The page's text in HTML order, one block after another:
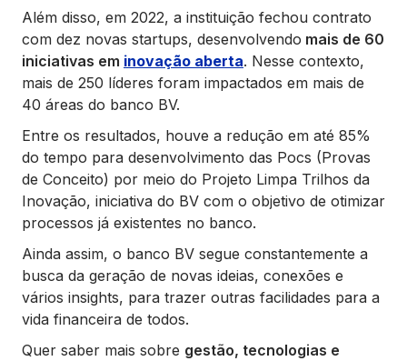
Além disso, em 2022, a instituição fechou contrato
com dez novas startups, desenvolvendo mais de 60
iniciativas em inovação aberta. Nesse contexto,
mais de 250 líderes foram impactados em mais de
40 áreas do banco BV.
Entre os resultados, houve a redução em até 85%
do tempo para desenvolvimento das Pocs (Provas
de Conceito) por meio do Projeto Limpa Trilhos da
Inovação, iniciativa do BV com o objetivo de otimizar
processos já existentes no banco.
Ainda assim, o banco BV segue constantemente a
busca da geração de novas ideias, conexões e
vários insights, para trazer outras facilidades para a
vida financeira de todos.
Quer saber mais sobre gestão, tecnologias e